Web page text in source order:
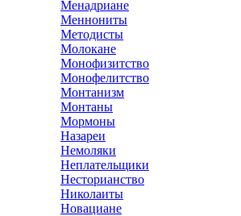
Менадриане
Меннониты
Методисты
Молокане
Монофизитство
Монофелитство
Монтанизм
Монтаны
Мормоны
Назареи
Немоляки
Неплательщики
Несторианство
Николаиты
Новациане